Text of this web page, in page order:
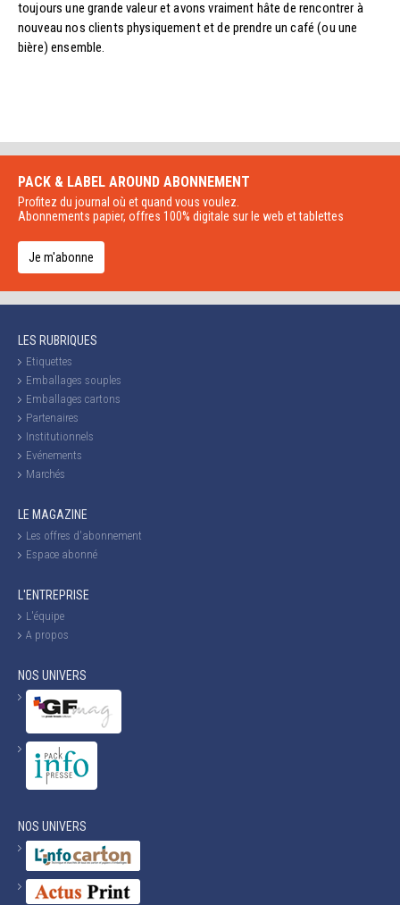
toujours une grande valeur et avons vraiment hâte de rencontrer à
nouveau nos clients physiquement et de prendre un café (ou une
bière) ensemble.
PACK & LABEL AROUND ABONNEMENT
Profitez du journal où et quand vous voulez.
Abonnements papier, offres 100% digitale sur le web et tablettes
Je m'abonne
LES RUBRIQUES
Etiquettes
Emballages souples
Emballages cartons
Partenaires
Institutionnels
Evénements
Marchés
LE MAGAZINE
Les offres d'abonnement
Espace abonné
L'ENTREPRISE
L'équipe
A propos
NOS UNIVERS
NOS UNIVERS